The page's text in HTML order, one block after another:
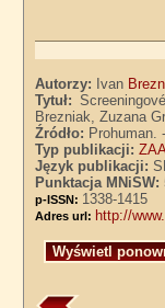
Autorzy: Ivan
Tytuł:
Brezniak, Zuzana
Źródło: Prohuman.
Typ publikacji:
Język publikacji:
Punktacja MNiSW:
p-ISSN: 1338-1415
Adres url: http://